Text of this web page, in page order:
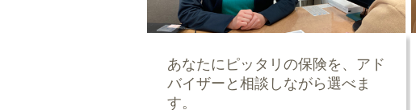
あなたにピッタリの保険を、アド
バイザーと相談しながら選べま
す。